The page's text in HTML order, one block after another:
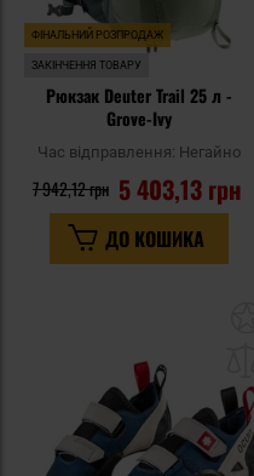
ФІНАЛЬНИЙ РОЗПРОДАЖ
ЗАКІНЧЕННЯ ТОВАРУ
Рюкзак Deuter Trail 25 л -
Grove-Ivy
Час відправлення: Негайно
5 403,13 грн
7 942,12 грн
ДО КОШИКА